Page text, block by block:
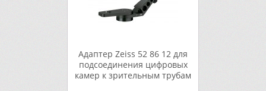
Адаптер Zeiss 52 86 12 для
подсоединения цифровыx
камер к зрительным трубам